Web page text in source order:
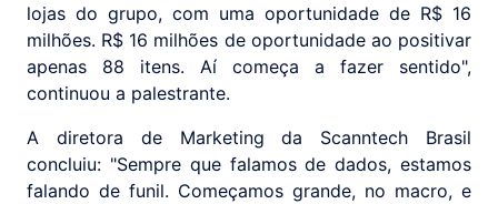
lojas do grupo, com uma oportunidade de R$ 16
milhões. R$ 16 milhões de oportunidade ao positivar
apenas 88 itens. Aí começa a fazer sentido",
continuou a palestrante.
A diretora de Marketing da Scanntech Brasil
concluiu: "Sempre que falamos de dados, estamos
falando de funil. Começamos grande, no macro, e